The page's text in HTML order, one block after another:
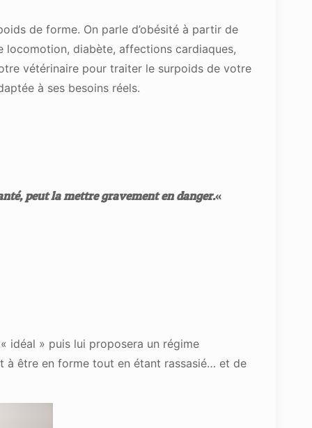
de forme. On parle d’obésité à partir de
locomotion, diabète, affections cardiaques,
vétérinaire pour traiter le surpoids de votre
à ses besoins réels.
peut la mettre gravement en danger.«
idéal » puis lui proposera un régime
à être en forme tout en étant rassasié… et de